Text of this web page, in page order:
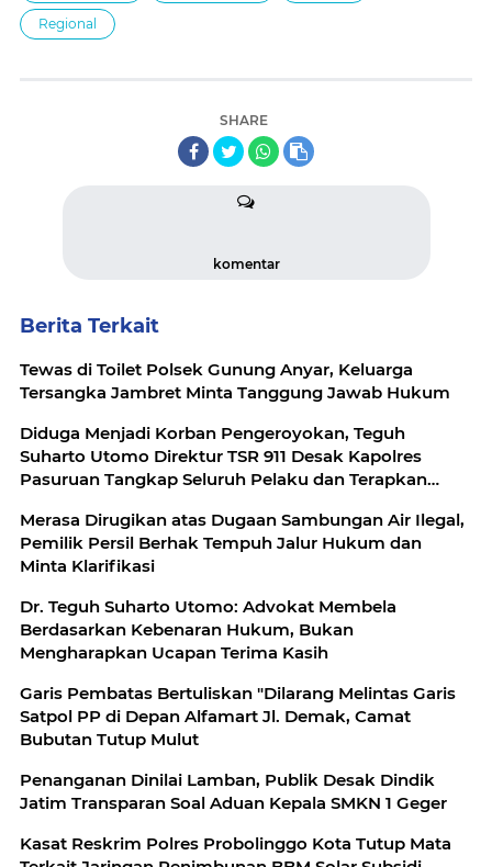
Regional
SHARE
komentar
Berita Terkait
Tewas di Toilet Polsek Gunung Anyar, Keluarga
Tersangka Jambret Minta Tanggung Jawab Hukum
Diduga Menjadi Korban Pengeroyokan, Teguh
Suharto Utomo Direktur TSR 911 Desak Kapolres
Pasuruan Tangkap Seluruh Pelaku dan Terapkan
Merasa Dirugikan atas Dugaan Sambungan Air Ilegal,
Pemilik Persil Berhak Tempuh Jalur Hukum dan
Minta Klarifikasi
Dr. Teguh Suharto Utomo: Advokat Membela
Berdasarkan Kebenaran Hukum, Bukan
Mengharapkan Ucapan Terima Kasih
Garis Pembatas Bertuliskan "Dilarang Melintas Garis
Satpol PP di Depan Alfamart Jl. Demak, Camat
Bubutan Tutup Mulut
Penanganan Dinilai Lamban, Publik Desak Dindik
Jatim Transparan Soal Aduan Kepala SMKN 1 Geger
Kasat Reskrim Polres Probolinggo Kota Tutup Mata